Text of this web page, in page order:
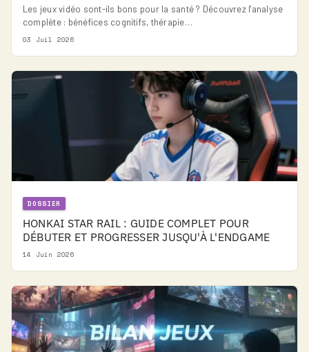
Les jeux vidéo sont-ils bons pour la santé ? Découvrez l'analyse
complète : bénéfices cognitifs, thérapie…
03 Juil 2026
DOSSIER
HONKAI STAR RAIL : GUIDE COMPLET POUR
DÉBUTER ET PROGRESSER JUSQU'À L'ENDGAME
14 Juin 2026